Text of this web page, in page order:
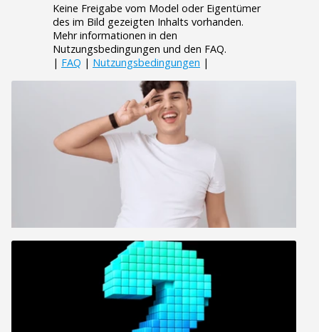
Keine Freigabe vom Model oder Eigentümer
des im Bild gezeigten Inhalts vorhanden.
Mehr informationen in den
Nutzungsbedingungen und den FAQ.
| FAQ | Nutzungsbedingungen |